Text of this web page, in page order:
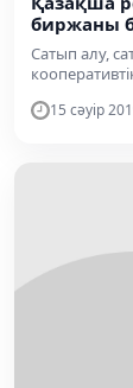
биржаны
Сатып алу,
15 сәуір